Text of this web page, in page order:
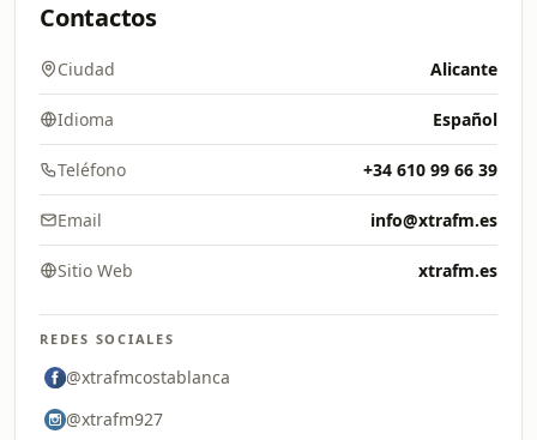
Contactos
Ciudad Alicante
Idioma Español
Teléfono +34 610 99 66 39
Email info@xtrafm.es
Sitio Web xtrafm.es
REDES SOCIALES
@xtrafmcostablanca
@xtrafm927